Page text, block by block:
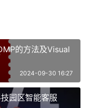
的方法及Visual
2024-09-30 16:27
园区智能客服